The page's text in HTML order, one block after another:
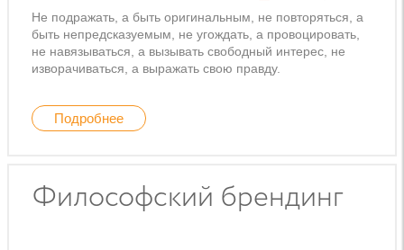
Не подражать, а быть оригинальным, не повторяться, а
быть непредсказуемым, не угождать, а провоцировать,
не навязываться, а вызывать свободный интерес, не
изворачиваться, а выражать свою правду.
Подробнее
Философский брендинг